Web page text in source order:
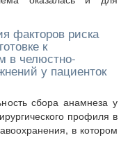
факторов риска
к
в челюстно-
у пациенток
сбора анамнеза у
профиля в
в котором